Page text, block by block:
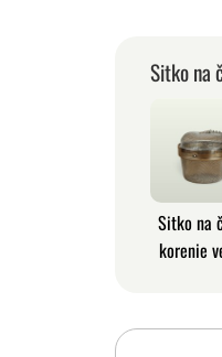
Sitko na
Sitko na
korenie